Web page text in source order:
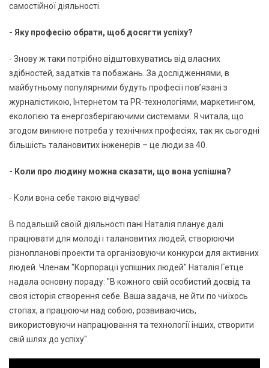
самостійної діяльності.
- Яку професію обрати, щоб досягти успіху?
- Знову ж таки потрібно відштовхуватись від власних
здібностей, задатків та побажань. За дослідженнями, в
майбутньому популярними будуть професії пов’язані з
журналістикою, Інтернетом та PR-технологіями, маркетингом,
екологією та енергозберігаючими системами. Я читала, що
згодом виникне потреба у технічних професіях, так як сьогодні
більшість талановитих інженерів – це люди за 40.
- Коли про людину можна сказати, що вона успішна?
- Коли вона себе такою відчуває!
В подальшій своїй діяльності пані Наталія планує далі
працювати для молоді і талановитих людей, створюючи
різнопланові проекти та організовуючи конкурси для активних
людей. Членам "Корпорації успішних людей" Наталія Гетце
надала основну пораду: "В кожного свій особистий досвід та
своя історія створення себе. Ваша задача, не йти по чиїхось
стопах, а працюючи над собою, розвиваючись,
використовуючи напрацювання та технології інших, створити
свій шлях до успіху".